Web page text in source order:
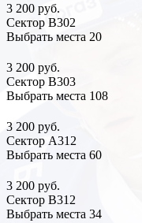
3 200 руб.
Сектор В302
Выбрать места 20
3 200 руб.
Сектор В303
Выбрать места 108
3 200 руб.
Сектор А312
Выбрать места 60
3 200 руб.
Сектор В312
Выбрать места 34